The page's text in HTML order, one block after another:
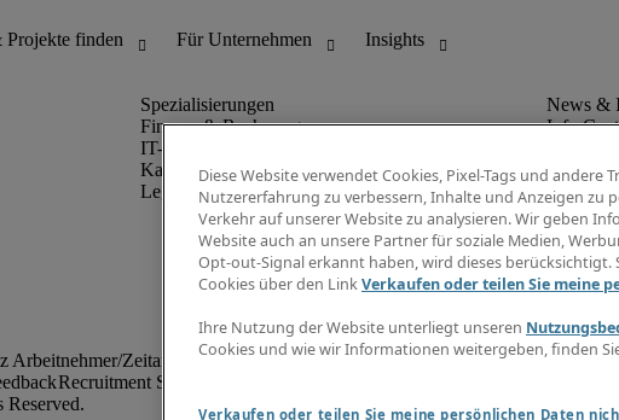
Finanz- & Rechnungswesen
IT-Bereich
Kaufmännischer Bereich
Legal
Info
E-
Arbeitnehmer/ZeitarbeitskräfteNutzungsbedingungenCookies
Recruitment Scam
Diese Website verwendet Cookies, Pixel-Tags und andere
Nutzererfahrung zu verbessern, Inhalte und Anzeigen zu
Verkehr auf unserer Website zu analysieren. Wir geben
Website auch an unsere Partner für soziale Medien,
Opt-out-Signal erkannt haben, wird dieses
Cookies über den LinkVerkaufen oder teilen Sie meine
Ihre Nutzung der Website unterliegt unseren
Cookies und wie wir Informationen weitergeben, finden
Verkaufen oder teilen Sie meine persönlichen Daten